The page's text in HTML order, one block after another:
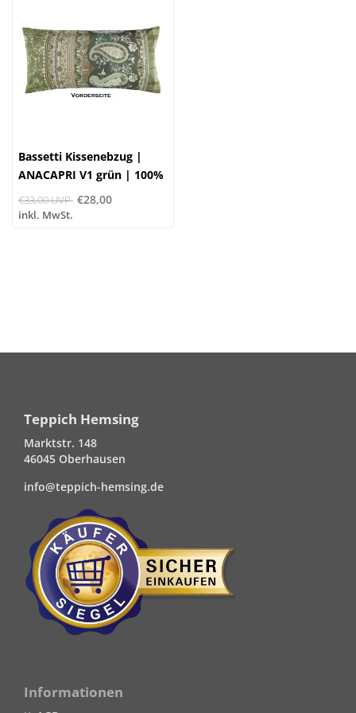
Bassetti Kissenebzug |
ANACAPRI V1 grün | 100%
Baumwolle
€33,00 UVP €28,00
inkl. MwSt.
Teppich Hemsing
Marktstr. 148
46045 Oberhausen
info@teppich-hemsing.de
Informationen